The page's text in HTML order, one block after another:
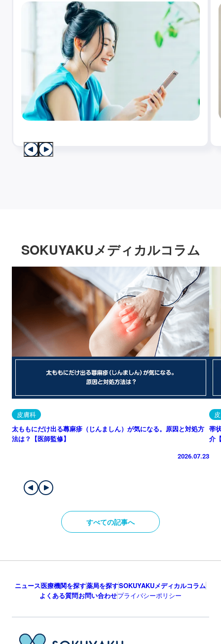
SOKUYAKUメディカルコラム
皮膚科
太ももにだけ出る蕁麻疹（じんましん）が気になる。原因と対処方
法は？【医師監修】
2026.07.23
帯
介
すべての記事へ
ニュース医療機関を探す薬局を探すSOKUYAKUメディカルコラム
よくある質問お問い合わせプライバシーポリシー